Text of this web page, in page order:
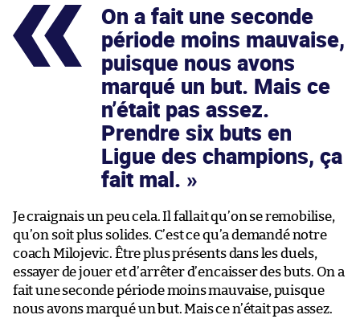
On a fait une seconde
période moins mauvaise,
puisque nous avons
marqué un but. Mais ce
n’était pas assez.
Prendre six buts en
Ligue des champions, ça
fait mal.
Je craignais un peu cela. Il fallait qu’on se remobilise,
qu’on soit plus solides. C’est ce qu’a demandé notre
coach Milojevic. Être plus présents dans les duels,
essayer de jouer et d’arrêter d’encaisser des buts. On a
fait une seconde période moins mauvaise, puisque
nous avons marqué un but. Mais ce n’était pas assez.